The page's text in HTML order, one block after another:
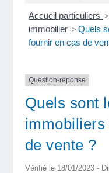
Accueil particuliers >
immobilier > Quels
fournir en cas de
Question-réponse
Quels sont
de vente ?
Vérifié le 18/01/2023 -